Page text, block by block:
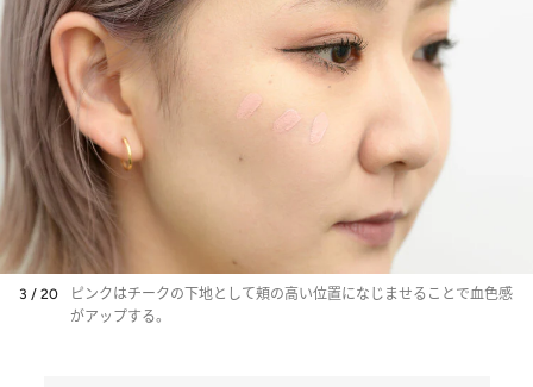
3 / 20
ピンクはチークの下地として頬の高い位置になじませることで血色感
がアップする。